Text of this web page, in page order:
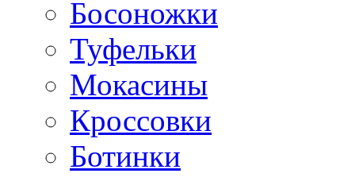
Босоножки
Туфельки
Мокасины
Кроссовки
Ботинки